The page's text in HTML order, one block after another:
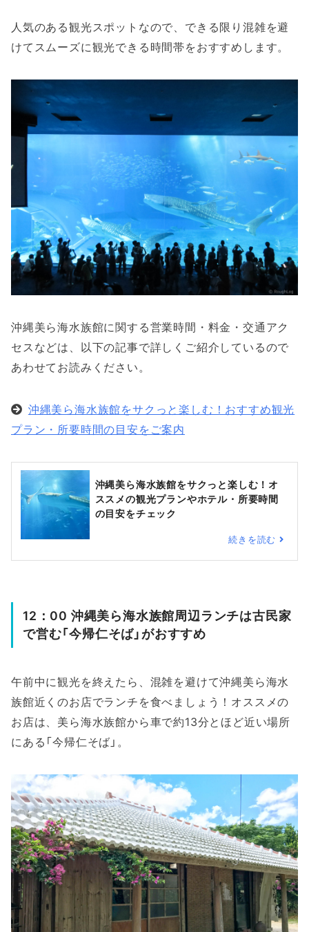
人気のある観光スポットなので、できる限り混雑を避
けてスムーズに観光できる時間帯をおすすめします。
沖縄美ら海水族館に関する営業時間・料金・交通アク
セスなどは、以下の記事で詳しくご紹介しているので
あわせてお読みください。
沖縄美ら海水族館をサクっと楽しむ！おすすめ観光
プラン・所要時間の目安をご案内
沖縄美ら海水族館をサクっと楽しむ！オ
ススメの観光プランやホテル・所要時間
の目安をチェック
続きを読む
12：00 沖縄美ら海水族館周辺ランチは古民家
で営む「今帰仁そば」がおすすめ
午前中に観光を終えたら、混雑を避けて沖縄美ら海水
族館近くのお店でランチを食べましょう！オススメの
お店は、美ら海水族館から車で約13分とほど近い場所
にある「今帰仁そば」。